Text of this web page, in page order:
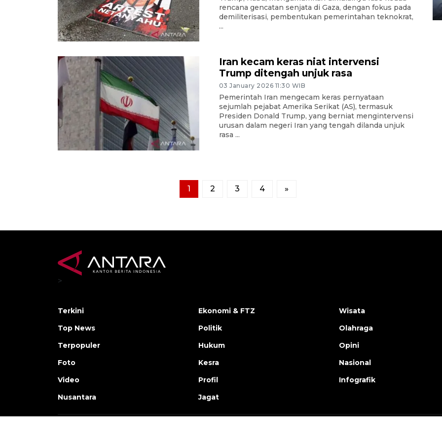
rencana gencatan senjata di Gaza, dengan fokus pada
demiliterisasi, pembentukan pemerintahan teknokrat,
...
Iran kecam keras niat intervensi
Trump ditengah unjuk rasa
03 January 2026 11:30 WIB
Pemerintah Iran mengecam keras pernyataan
sejumlah pejabat Amerika Serikat (AS), termasuk
Presiden Donald Trump, yang berniat mengintervensi
urusan dalam negeri Iran yang tengah dilanda unjuk
rasa ...
1 2 3 4 »
08 February 2024 15:30 WIB, 2024
>
Terkini
Top News
Terpopuler
Foto
Video
Nusantara
Ekonomi & FTZ
Politik
Hukum
Kesra
Profil
Jagat
Wisata
Olahraga
Opini
Nasional
Infografik